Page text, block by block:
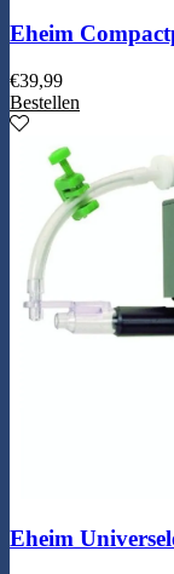
Eheim
€39,99
Bestellen
Eheim